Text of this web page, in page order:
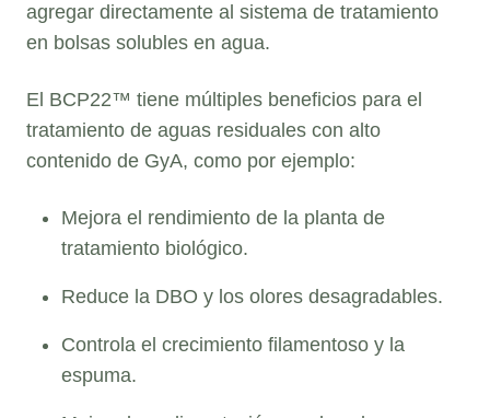
agregar directamente al sistema de tratamiento
en bolsas solubles en agua.
El BCP22™ tiene múltiples beneficios para el
tratamiento de aguas residuales con alto
contenido de GyA, como por ejemplo:
Mejora el rendimiento de la planta de
tratamiento biológico.
Reduce la DBO y los olores desagradables.
Controla el crecimiento filamentoso y la
espuma.